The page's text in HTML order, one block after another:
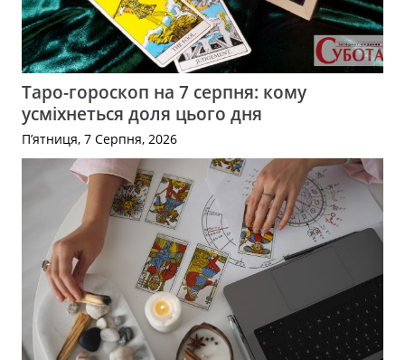
Таро-гороскоп на 7 серпня: кому
усміхнеться доля цього дня
П’ятниця, 7 Серпня, 2026